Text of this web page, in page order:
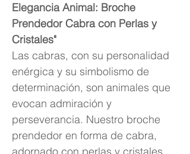
Elegancia Animal: Broche
Prendedor Cabra con Perlas y
Cristales"
Las cabras, con su personalidad
enérgica y su simbolismo de
determinación, son animales que
evocan admiración y
perseverancia. Nuestro broche
prendedor en forma de cabra,